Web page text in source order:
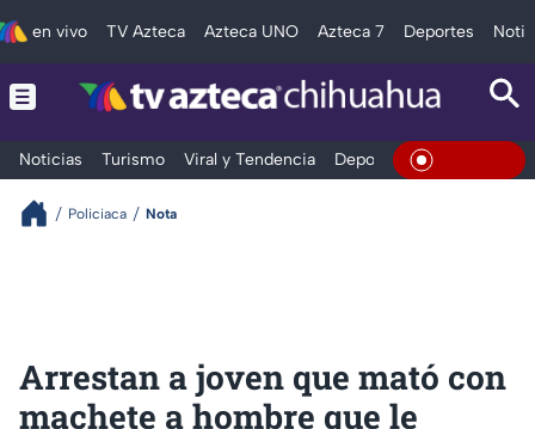
en vivo TV Azteca Azteca UNO Azteca 7 Deportes
Noticias Turismo Viral y Tendencia Deportes Espectáculos
Policiaca Nota
Arrestan a joven que mató con
machete a hombre que le